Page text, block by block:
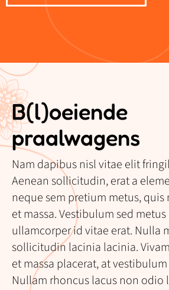
B(l)oeiende
praalwagens
Nam dapibus nisl vitae elit
Aenean sollicitudin, erat a
neque sem pretium metus,
et massa. Vestibulum sed
ullamcorper id vitae erat. Nulla
sollicitudin lacinia lacinia.
et massa placerat, at
Nullam rhoncus lacus non odio